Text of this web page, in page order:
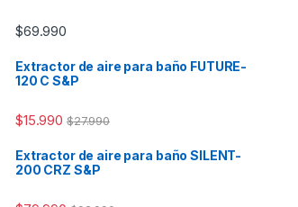
$69.990
Extractor de aire para baño FUTURE-
120 C S&P
$15.990 $27.990
Extractor de aire para baño SILENT-
200 CRZ S&P